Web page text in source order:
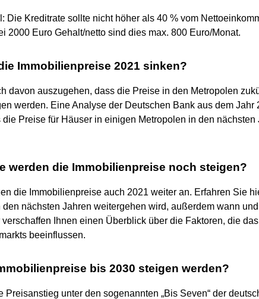
Die Kreditrate sollte nicht höher als 40 % vom
2000 Euro Gehalt/netto sind dies max. 800 Euro/Monat.
Immobilienpreise 2021 sinken?
davon auszugehen, dass die Preise in den Metropolen
werden. Eine Analyse der Deutschen Bank aus dem Jahr
die Preise für Häuser in einigen Metropolen in den nächsten
werden die Immobilienpreise noch steigen?
die Immobilienpreise auch 2021 weiter an. Erfahren Sie
den nächsten Jahren weitergehen wird, außerdem wann
verschaffen Ihnen einen Überblick über die Faktoren, die
beeinflussen.
bis 2030 steigen werden?
Preisanstieg unter den sogenannten „Bis Seven“ der